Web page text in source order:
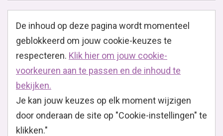
De inhoud op deze pagina wordt momenteel
geblokkeerd om jouw cookie-keuzes te
respecteren. Klik hier om jouw cookie-
voorkeuren aan te passen en de inhoud te
bekijken.
Je kan jouw keuzes op elk moment wijzigen
door onderaan de site op "Cookie-instellingen" te
klikken."